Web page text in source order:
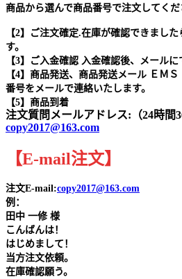
商品から選んで商品番号で注文してくだ
【2】ご注文確定.在庫が確認できまし
す。
【3】ご入金確認 入金確認後、メールに
【4】商品発送、商品発送メール ＥＭ
番号をメールで連絡いたします。
【5】商品到着
注文質問メールアドレス:（24時間
copy2017@163.com
【E-mail注文】
注文E-mail:copy2017@163.com
例：
田中 一修 様
こんばんは！
はじめまして！
当方注文依頼。
在庫確認願う。